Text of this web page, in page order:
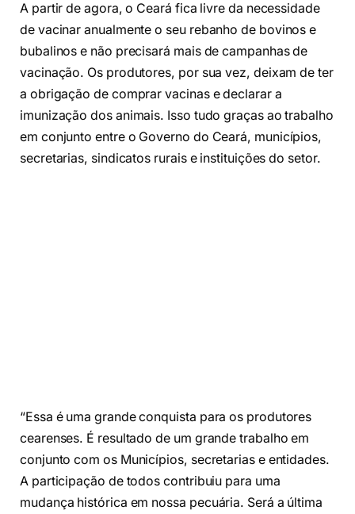
A partir de agora, o Ceará fica livre da necessidade
de vacinar anualmente o seu rebanho de bovinos e
bubalinos e não precisará mais de campanhas de
vacinação. Os produtores, por sua vez, deixam de ter
a obrigação de comprar vacinas e declarar a
imunização dos animais. Isso tudo graças ao trabalho
em conjunto entre o Governo do Ceará, municípios,
secretarias, sindicatos rurais e instituições do setor.
“Essa é uma grande conquista para os produtores
cearenses. É resultado de um grande trabalho em
conjunto com os Municípios, secretarias e entidades.
A participação de todos contribuiu para uma
mudança histórica em nossa pecuária. Será a última